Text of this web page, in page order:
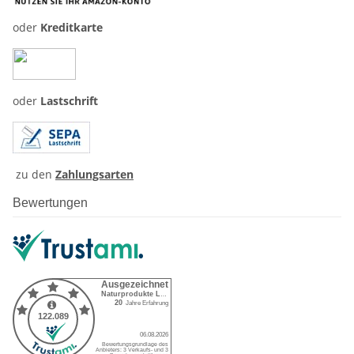
oder Kreditkarte
oder Lastschrift
zu den Zahlungsarten
Bewertungen